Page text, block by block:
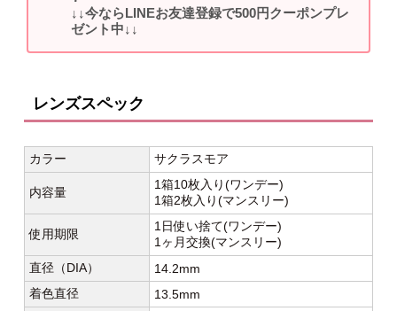
↓↓今ならLINEお友達登録で500円クーポンプレ
ゼント中↓↓
レンズスペック
カラー サクラスモア
内容量
1箱10枚入り(ワンデー)
1箱2枚入り(マンスリー)
使用期限
1日使い捨て(ワンデー)
1ヶ月交換(マンスリー)
直径（DIA）
14.2mm
着色直径
13.5mm